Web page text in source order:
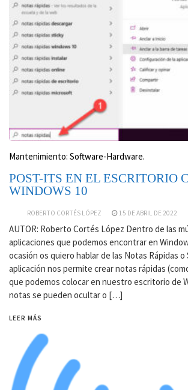
Mantenimiento: Software-Hardware.
POST-ITS EN EL ESCRITORIO
WINDOWS 10
ROBERTO CORTÉS LÓPEZ 15 DE ABRIL DE 2022
AUTOR: Roberto Cortés López Dentro de las
aplicaciones que podemos encontrar en
ocasión os quiero hablar de las Notas Rápidas
aplicación nos permite crear notas rápidas
que podemos colocar en nuestro escritorio de
notas se pueden ocultar o […]
LEER MÁS